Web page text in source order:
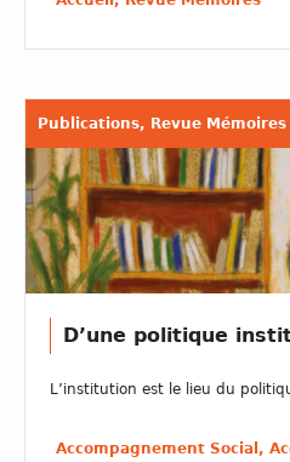
Publications, Revue Mémoires
D’une politique
L’institution est le lieu du
Accompagnement Social,